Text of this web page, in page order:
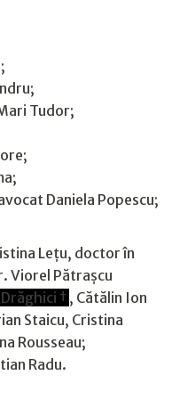
Tudor;
Daniela Popescu;
Leţu, doctor în
Viorel Pătrașcu
† , Cătălin Ion
Staicu, Cristina
Rousseau;
Radu.